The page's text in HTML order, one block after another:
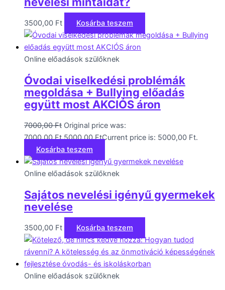
3500,00 Ft Kosárba teszem
Online előadások szülőknek
Óvodai viselkedési problémák
megoldása + Bullying előadás
együtt most AKCIÓS áron
7000,00Ft Original price was:
7000,00 Ft.5000,00FtCurrent price is: 5000,00 Ft.
Kosárba teszem
Online előadások szülőknek
Sajátos nevelési igényű gyermekek
nevelése
3500,00 Ft Kosárba teszem
Online előadások szülőknek